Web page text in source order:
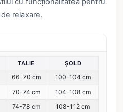
relaxare.
TALIE ȘOLD
66-70 cm
100-104 cm
70-74 cm
104-108 cm
74-78 cm
108-112 cm